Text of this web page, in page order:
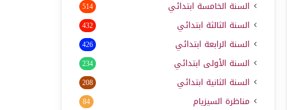
السنة الخامسة ابتدائي 514
السنة الثالثة ابتدائي 432
السنة الرابعة ابتدائي 426
السنة الأولى ابتدائي 234
السنة الثانية ابتدائي 208
مناظرة السيزيام 84